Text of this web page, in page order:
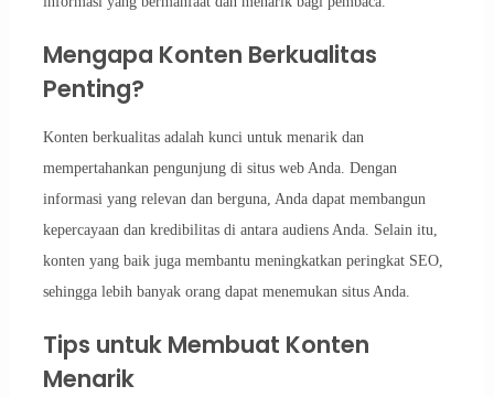
Mengapa Konten Berkualitas
Penting?
Konten berkualitas adalah kunci untuk menarik dan
mempertahankan pengunjung di situs web Anda. Dengan
informasi yang relevan dan berguna, Anda dapat membangun
kepercayaan dan kredibilitas di antara audiens Anda. Selain itu,
konten yang baik juga membantu meningkatkan peringkat SEO,
sehingga lebih banyak orang dapat menemukan situs Anda.
Tips untuk Membuat Konten
Menarik